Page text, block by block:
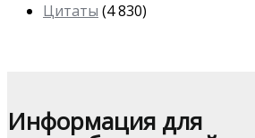
Цитаты (4 830)
Информация для